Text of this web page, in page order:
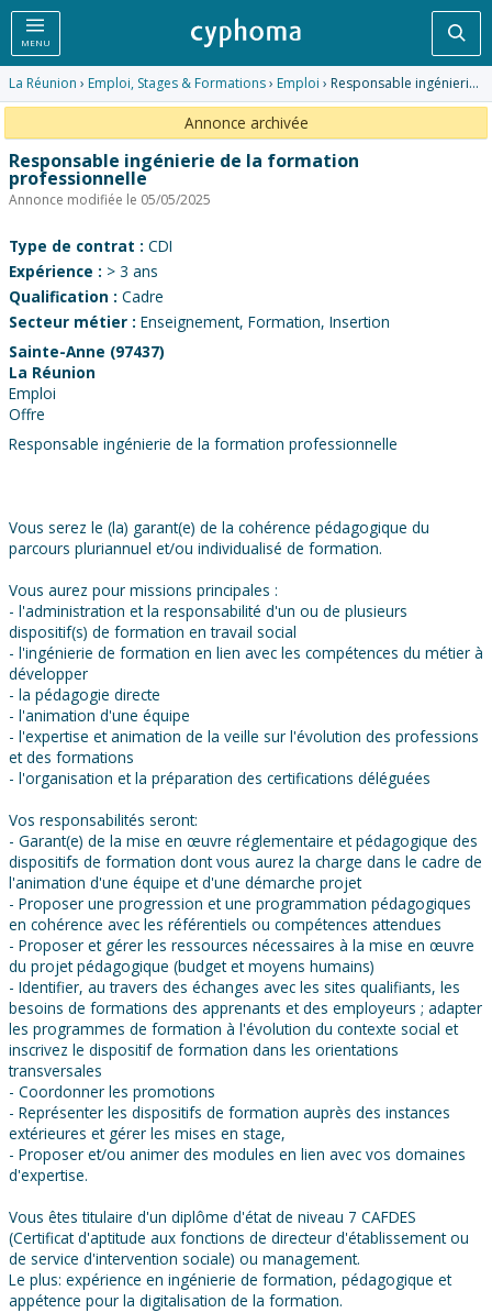
MENU
La Réunion › Emploi, Stages & Formations› Emploi › Responsable ingénierie de la formation professionnelle
Annonce archivée
Responsable ingénierie de la formation
professionnelle
Annonce modifiée le 05/05/2025
Type de contrat : CDI
Expérience : > 3 ans
Qualification : Cadre
Secteur métier : Enseignement, Formation, Insertion
Sainte-Anne (97437)
La Réunion
Emploi
Offre
Responsable ingénierie de la formation professionnelle
Vous serez le (la) garant(e) de la cohérence pédagogique du
parcours pluriannuel et/ou individualisé de formation.
Vous aurez pour missions principales :
- l'administration et la responsabilité d'un ou de plusieurs
dispositif(s) de formation en travail social
- l'ingénierie de formation en lien avec les compétences du métier à
développer
- la pédagogie directe
- l'animation d'une équipe
- l'expertise et animation de la veille sur l'évolution des professions
et des formations
- l'organisation et la préparation des certifications déléguées
Vos responsabilités seront:
- Garant(e) de la mise en œuvre réglementaire et pédagogique des
dispositifs de formation dont vous aurez la charge dans le cadre de
l'animation d'une équipe et d'une démarche projet
- Proposer une progression et une programmation pédagogiques
en cohérence avec les référentiels ou compétences attendues
- Proposer et gérer les ressources nécessaires à la mise en œuvre
du projet pédagogique (budget et moyens humains)
- Identifier, au travers des échanges avec les sites qualifiants, les
besoins de formations des apprenants et des employeurs ; adapter
les programmes de formation à l'évolution du contexte social et
inscrivez le dispositif de formation dans les orientations
transversales
- Coordonner les promotions
- Représenter les dispositifs de formation auprès des instances
extérieures et gérer les mises en stage,
- Proposer et/ou animer des modules en lien avec vos domaines
d'expertise.
Vous êtes titulaire d'un diplôme d'état de niveau 7 CAFDES
(Certificat d'aptitude aux fonctions de directeur d'établissement ou
de service d'intervention sociale) ou management.
Le plus: expérience en ingénierie de formation, pédagogique et
appétence pour la digitalisation de la formation.